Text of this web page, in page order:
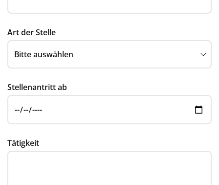
Art der Stelle
Stellenantritt ab
Tätigkeit